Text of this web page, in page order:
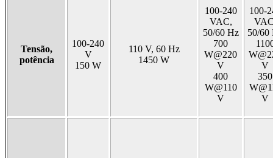
Tensão,
potência
100-240
V
150 W
110 V, 60 Hz
1450 W
100-240
VAC,
50/60 Hz
700
W@220
V
400
W@110
V
100-
50/60
V
350
V